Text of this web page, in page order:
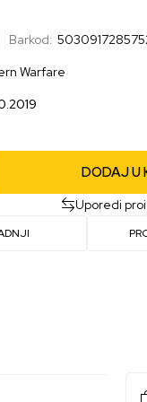
Barkod:
Warfare
DODAJ U
Uporedi